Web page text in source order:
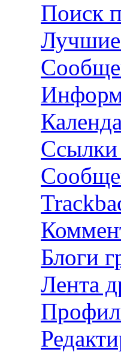
Поиск
Лучшие
Ссылки
Блоги
Лента